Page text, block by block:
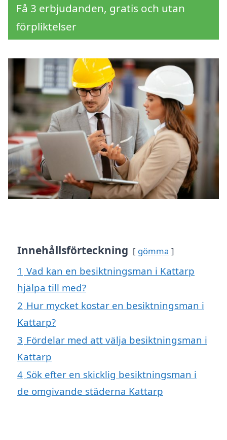
Få 3 erbjudanden, gratis och utan
förpliktelser
Innehållsförteckning gömma
1 Vad kan en besiktningsman i Kattarp
hjälpa till med?
2 Hur mycket kostar en besiktningsman i
Kattarp?
3 Fördelar med att välja besiktningsman i
Kattarp
4 Sök efter en skicklig besiktningsman i
de omgivande städerna Kattarp